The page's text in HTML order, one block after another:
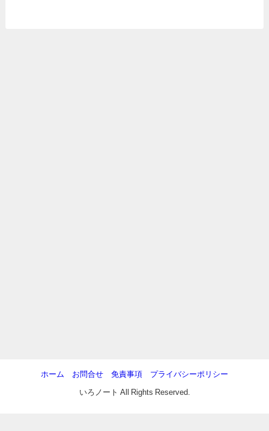
ホーム お問合せ 免責事項 プライバシーポリシー
いろノート All Rights Reserved.